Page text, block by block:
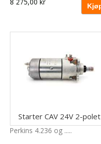
Starter CAV 24V 2-polet
Perkins 4.236 og .....